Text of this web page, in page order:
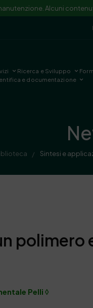
Alcuni
Ricerca e Sviluppo
e documentazione
/ Sintesi e
Pelli ◊